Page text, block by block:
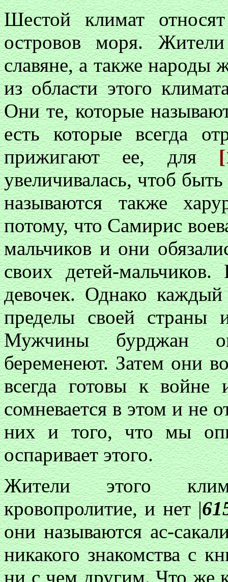
Шестой климат
островов моря.
славяне, а также народы
из области этого
Они те, которые
есть которые всегда
прижигают ее, для
увеличивалась, чтоб
называются также
потому, что Самирис
мальчиков и они
своих детей-
девочек. Однако
пределы своей страны
Мужчины бурджан
беременеют. Затем они
всегда готовы к
сомневается в этом и не
них и того, что мы
оспаривает этого.
Жители этого
кровопролитие, и нет |
они называются ас-
никакого знакомства с
ни с чем другим. Что же